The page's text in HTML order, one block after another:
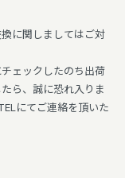
に関しましてはご対
ェックしたのち出荷
ら、誠に恐れ入りま
にてご連絡を頂いた